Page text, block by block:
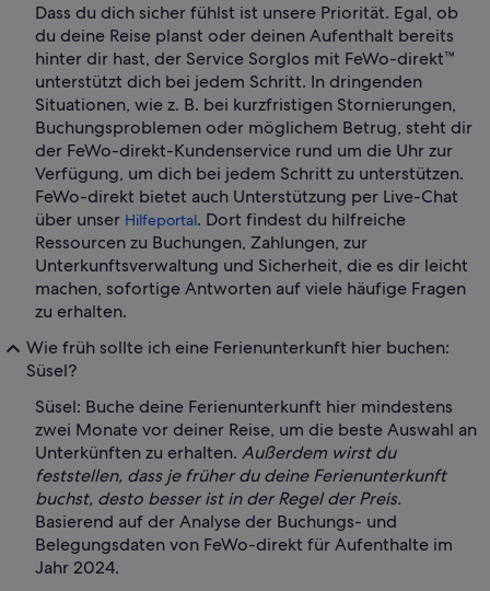
Dass du dich sicher fühlst ist unsere Priorität. Egal, ob
du deine Reise planst oder deinen Aufenthalt bereits
hinter dir hast, der Service Sorglos mit FeWo-direkt™
unterstützt dich bei jedem Schritt. In dringenden
Situationen, wie z. B. bei kurzfristigen Stornierungen,
Buchungsproblemen oder möglichem Betrug, steht dir
der FeWo-direkt-Kundenservice rund um die Uhr zur
Verfügung, um dich bei jedem Schritt zu unterstützen.
FeWo-direkt bietet auch Unterstützung per Live-Chat
über unser Hilfeportal. Dort findest du hilfreiche
Ressourcen zu Buchungen, Zahlungen, zur
Unterkunftsverwaltung und Sicherheit, die es dir leicht
machen, sofortige Antworten auf viele häufige Fragen
zu erhalten.
Wie früh sollte ich eine Ferienunterkunft hier buchen:
Süsel?
Süsel: Buche deine Ferienunterkunft hier mindestens
zwei Monate vor deiner Reise, um die beste Auswahl an
Unterkünften zu erhalten. Außerdem wirst du
feststellen, dass je früher du deine Ferienunterkunft
buchst, desto besser ist in der Regel der Preis.
Basierend auf der Analyse der Buchungs- und
Belegungsdaten von FeWo-direkt für Aufenthalte im
Jahr 2024.